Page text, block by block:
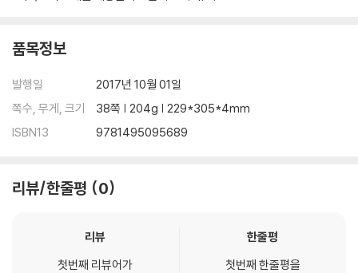
품목정보
발행일
2017년 10월 01일
쪽수, 무게, 크기
38쪽 | 204g | 229*305*4mm
ISBN13
9781495095689
리뷰/한줄평 0
리뷰
첫번째 리뷰어가
한줄평
첫번째 한줄평을